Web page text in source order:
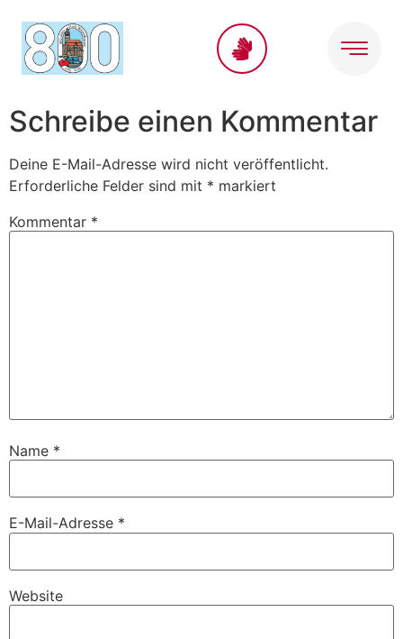
springen
Schreibe einen Kommentar
Deine E-Mail-Adresse wird nicht veröffentlicht.
Erforderliche Felder sind mit * markiert
Kommentar *
Name *
E-Mail-Adresse *
Website